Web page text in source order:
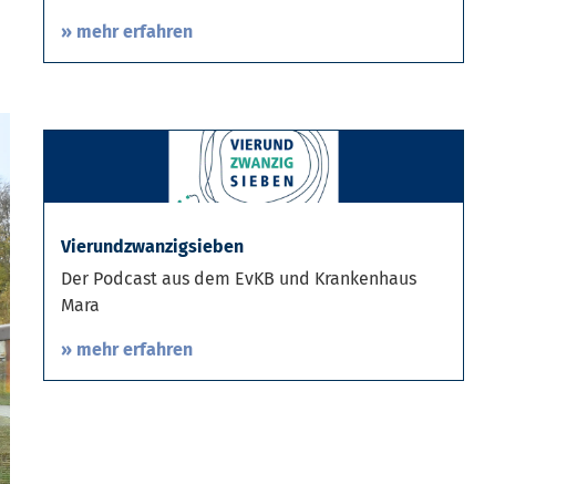
» mehr erfahren
Vierundzwanzigsieben
Der Podcast aus dem EvKB und Krankenhaus
Mara
» mehr erfahren